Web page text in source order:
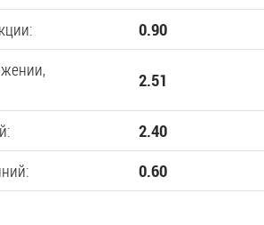
0.90
2.51
2.40
0.60